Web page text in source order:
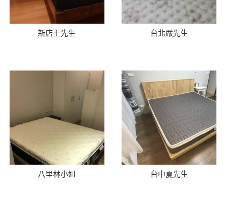
新店王先生 台北嚴先生
八里林小姐 台中夏先生